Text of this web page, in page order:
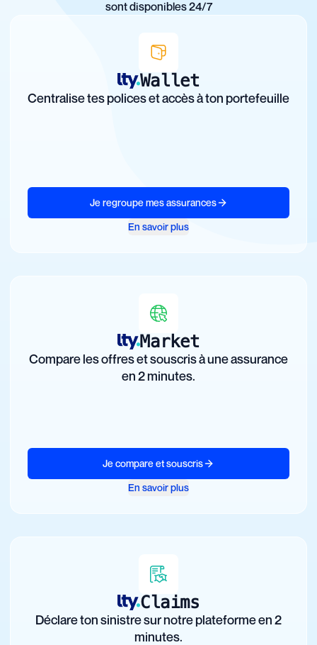
sont disponibles 24/7
Wallet
Centralise tes polices et accès à ton portefeuille
Je regroupe mes assurances
En savoir plus
Market
Compare les offres et souscris à une assurance
en 2 minutes.
Je compare et souscris
En savoir plus
Claims
Déclare ton sinistre sur notre plateforme en 2
minutes.